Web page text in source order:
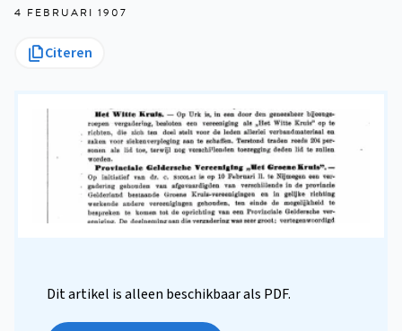
4 FEBRUARI 1907
Citeren
Dit artikel is alleen beschikbaar als PDF.